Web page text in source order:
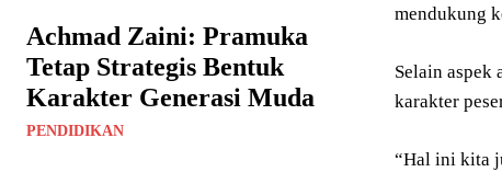
Achmad Zaini: Pramuka
Tetap Strategis Bentuk
Karakter Generasi Muda
PENDIDIKAN
mendukung
Selain aspek
karakter
“Hal ini kita